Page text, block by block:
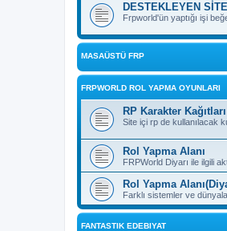
DESTEKLEYEN
Frpworld'ün yaptığı işi
MASAÜSTÜ FRP
FRPWORLD ROL YAPMA OYUNLARI
RP Karakter Kağıtları
Site içi rp de kullanılacak
Rol Yapma Alanı
FRPWorld Diyarı ile ilgili
Rol Yapma
Farklı sistemler ve
FANTASTIK EDEBIYAT